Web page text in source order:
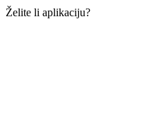
Želite li aplikaciju?